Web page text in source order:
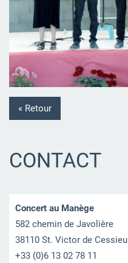
« Retour
CONTACT
Concert au Manège
582 chemin de Javolière
38110 St. Victor de Cessieu
+33 (0)6 13 02 78 11